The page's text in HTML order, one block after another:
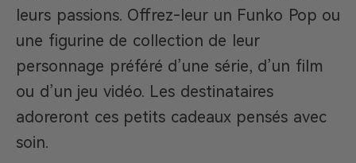
leurs passions. Offrez-leur un Funko Pop ou
une figurine de collection de leur
personnage préféré d’une série, d’un film
ou d’un jeu vidéo. Les destinataires
adoreront ces petits cadeaux pensés avec
soin.